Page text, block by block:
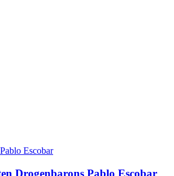
Drogenbarons Pablo Escobar